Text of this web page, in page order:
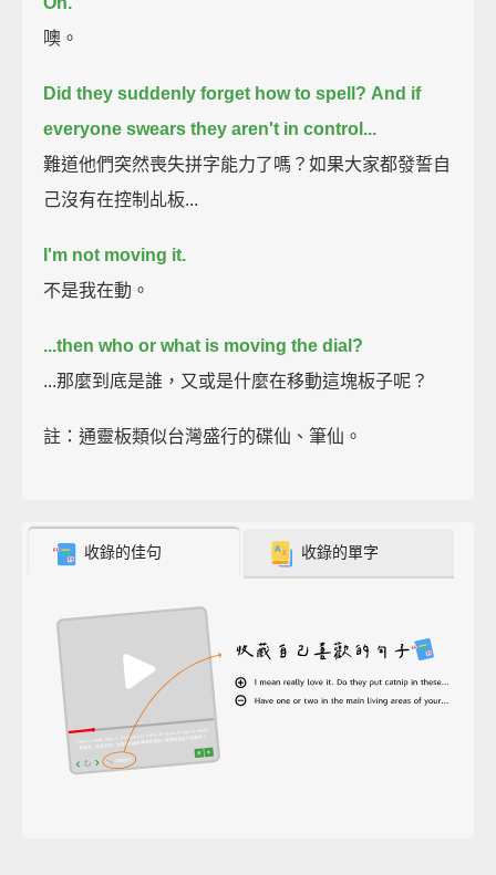
噢。
Did they suddenly forget how to spell? And if
everyone swears they aren't in control...
難道他們突然喪失拼字能力了嗎？如果大家都發誓自
己沒有在控制乩板...
I'm not moving it.
不是我在動。
...then who or what is moving the dial?
...那麼到底是誰，又或是什麼在移動這塊板子呢？
註：通靈板類似台灣盛行的碟仙、筆仙。
收錄的佳句 收錄的單字